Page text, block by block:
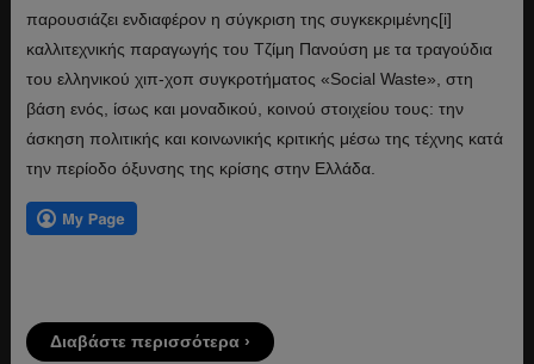
παρουσιάζει ενδιαφέρον η σύγκριση της συγκεκριμένης[i]
καλλιτεχνικής παραγωγής του Τζίμη Πανούση με τα τραγούδια
του ελληνικού χιπ-χοπ συγκροτήματος «Social Waste», στη
βάση ενός, ίσως και μοναδικού, κοινού στοιχείου τους: την
άσκηση πολιτικής και κοινωνικής κριτικής μέσω της τέχνης κατά
την περίοδο όξυνσης της κρίσης στην Ελλάδα.
Διαβάστε περισσότερα ›